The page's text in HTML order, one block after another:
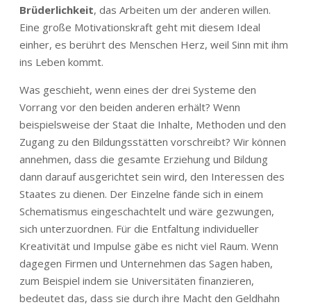
Brüderlichkeit, das Arbeiten um der anderen willen.
Eine große Motivationskraft geht mit diesem Ideal
einher, es berührt des Menschen Herz, weil Sinn mit ihm
ins Leben kommt.
Was geschieht, wenn eines der drei Systeme den
Vorrang vor den beiden anderen erhält? Wenn
beispielsweise der Staat die Inhalte, Methoden und den
Zugang zu den Bildungsstätten vorschreibt? Wir können
annehmen, dass die gesamte Erziehung und Bildung
dann darauf ausgerichtet sein wird, den Interessen des
Staates zu dienen. Der Einzelne fände sich in einem
Schematismus eingeschachtelt und wäre gezwungen,
sich unterzuordnen. Für die Entfaltung individueller
Kreativität und Impulse gäbe es nicht viel Raum. Wenn
dagegen Firmen und Unternehmen das Sagen haben,
zum Beispiel indem sie Universitäten finanzieren,
bedeutet das, dass sie durch ihre Macht den Geldhahn